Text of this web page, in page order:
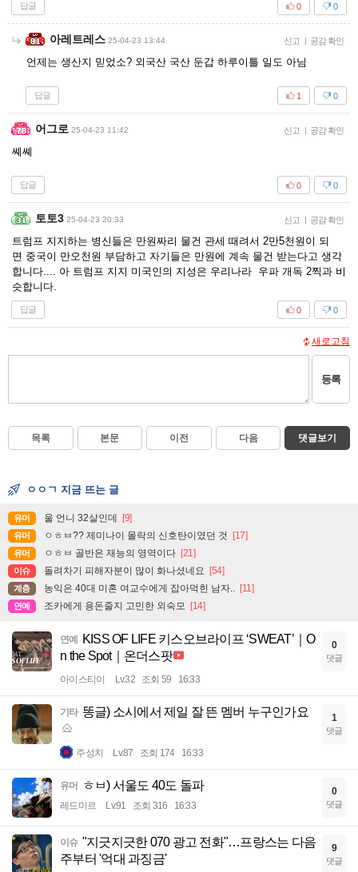
답글 0
0
아레트레스 25-04-23 13:44 신고 공감 확인
언제는 생산지 믿었소? 외국산 국산 둔갑 하루이틀 일도 아님
답글 0
1
어그로 25-04-23 11:42 신고 공감 확인
쎼쎼
답글 0
0
토토3 25-04-23 20:33 신고 공감 확인
트럼프 지지하는 병신들은 만원짜리 물건 관세 때려서 2만5천원이 되
면 중국이 만오천원 부담하고 자기들은 만원에 계속 물건 받는다고 생각
합니다.... 아 트럼프 지지 미국인의 지성은 우리나라 우파 개독 2찍과 비
슷합니다.
답글 0
0
새로고침
등록
목록 본문 이전 다음 댓글보기
ㅇㅇㄱ 지금 뜨는 글
유머 울 언니 32살인데 [9]
유머 ㅇㅎㅂ?? 제미나이 몰락의 신호탄이였던 것 [17]
유머 ㅇㅎㅂ 골반은 재능의 영역이다 [21]
이슈 돌려차기 피해자분이 많이 화나셨네요 [54]
계층 농익은 40대 미혼 여교수에게 잡아먹힌 남자.. [11]
연예 조카에게 용돈줄지 고민한 외숙모 [14]
연예
KISS OF LIFE 키스오브라이프 ‘SWEAT’｜O
n the Spot｜온더스팟
아이스티이 Lv.32 조회 59 16:33
0
댓글
기타 똥글) 소시에서 제일 잘 뜬 멤버 누구인가요
주성치 Lv.87 조회 174 16:33
1
댓글
유머 ㅎㅂ) 서울도 40도 돌파
레드미르 Lv.91 조회 316 16:33
0
댓글
이슈 "지긋지긋한 070 광고 전화"…프랑스는 다음
주부터 '억대 과징금'
9
댓글